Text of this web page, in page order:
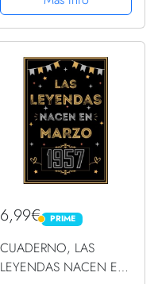
6,99€ PRIME
PRIME
CUADERNO, LAS
LEYENDAS NACEN EN